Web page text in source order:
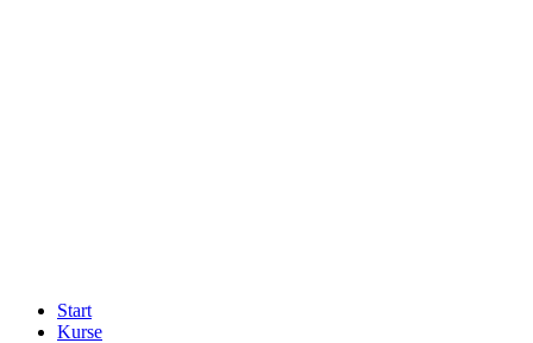
Start
Kurse